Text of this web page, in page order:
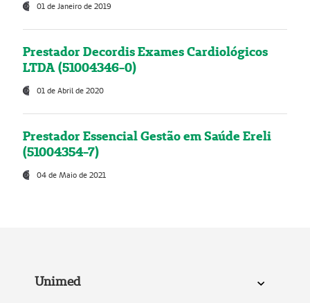
01 de Janeiro de 2019
Prestador Decordis Exames Cardiológicos
LTDA (51004346-0)
01 de Abril de 2020
Prestador Essencial Gestão em Saúde Ereli
(51004354-7)
04 de Maio de 2021
Unimed